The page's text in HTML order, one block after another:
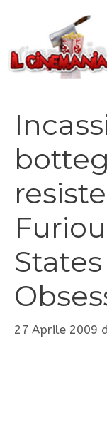
contenuto
27 Aprile 2009